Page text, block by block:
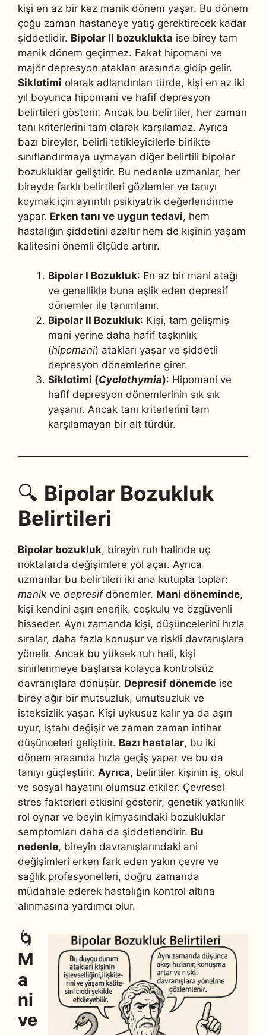
kişi en az bir kez manik dönem yaşar. Bu dönem
çoğu zaman hastaneye yatış gerektirecek kadar
şiddetlidir. Bipolar II bozuklukta ise birey tam
manik dönem geçirmez. Fakat hipomani ve
majör depresyon atakları arasında gidip gelir.
Siklotimi olarak adlandırılan türde, kişi en az iki
yıl boyunca hipomani ve hafif depresyon
belirtileri gösterir. Ancak bu belirtiler, her zaman
tanı kriterlerini tam olarak karşılamaz. Ayrıca
bazı bireyler, belirli tetikleyicilerle birlikte
sınıflandırmaya uymayan diğer belirtili bipolar
bozukluklar geliştirir. Bu nedenle uzmanlar, her
bireyde farklı belirtileri gözlemler ve tanıyı
koymak için ayrıntılı psikiyatrik değerlendirme
yapar. Erken tanı ve uygun tedavi, hem
hastalığın şiddetini azaltır hem de kişinin yaşam
kalitesini önemli ölçüde artırır.
Bipolar I Bozukluk: En az bir mani atağı
ve genellikle buna eşlik eden depresif
dönemler ile tanımlanır.
Bipolar II Bozukluk: Kişi, tam gelişmiş
mani yerine daha hafif taşkınlık
(hipomani) atakları yaşar ve şiddetli
depresyon dönemlerine girer.
Siklotimi (Cyclothymia): Hipomani ve
hafif depresyon dönemlerinin sık sık
yaşanır. Ancak tanı kriterlerini tam
karşılamayan bir alt türdür.
🔍 Bipolar Bozukluk
Belirtileri
Bipolar bozukluk, bireyin ruh halinde uç
noktalarda değişimlere yol açar. Ayrıca
uzmanlar bu belirtileri iki ana kutupta toplar:
manik ve depresifdönemler. Mani döneminde,
kişi kendini aşırı enerjik, coşkulu ve özgüvenli
hisseder. Aynı zamanda kişi, düşüncelerini hızla
sıralar, daha fazla konuşur ve riskli davranışlara
yönelir. Ancak bu yüksek ruh hali, kişi
sinirlenmeye başlarsa kolayca kontrolsüz
davranışlara dönüşür. Depresif dönemde ise
birey ağır bir mutsuzluk, umutsuzluk ve
isteksizlik yaşar. Kişi uykusuz kalır ya da aşırı
uyur, iştahı değişir ve zaman zaman intihar
düşünceleri geliştirir. Bazı hastalar, bu iki
dönem arasında hızla geçiş yapar ve bu da
tanıyı güçleştirir. Ayrıca, belirtiler kişinin iş, okul
ve sosyal hayatını olumsuz etkiler. Çevresel
stres faktörleri etkisini gösterir, genetik yatkınlık
rol oynar ve beyin kimyasındaki bozukluklar
semptomları daha da şiddetlendirir. Bu
nedenle, bireyin davranışlarındaki ani
değişimleri erken fark eden yakın çevre ve
sağlık profesyonelleri, doğru zamanda
müdahale ederek hastalığın kontrol altına
alınmasına yardımcı olur.
🌀
M
a
ni
ve